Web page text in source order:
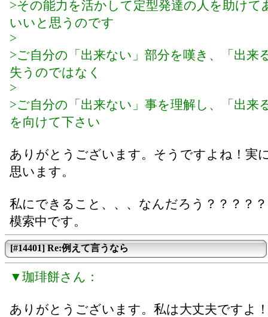
>その能力を活かして定型発達の人を助けて
いいと思うのです
>
>ご自分の「出来ない」部分を嘆き、「出来
失うのではなく
>
>ご自分の「出来ない」事を理解し、「出来
を向けて下さい
ありがとうございます。そうですよね！実
思います。
私にできること、、、なんだろう？？？？
模索中です。
[#14401] Re:例えて言うなら
▼珈琲餅さん：
ありがとうございます。私は大丈夫ですよ